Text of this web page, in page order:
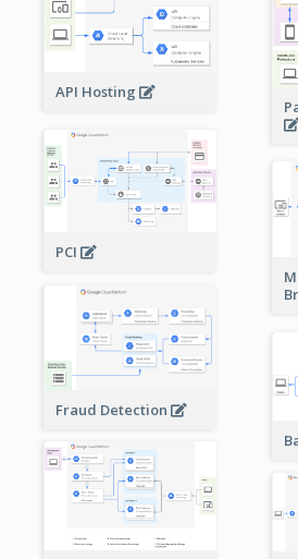
API Hosting
PCI
Fraud Detection